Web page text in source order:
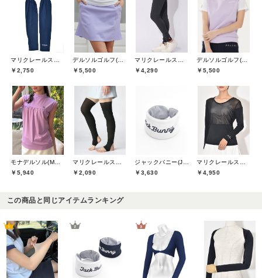
￥2,750
￥5,500
￥4,290
￥5,500
￥5,940
￥2,090
￥3,630
￥4,950
この商品と同じアイテムランキング